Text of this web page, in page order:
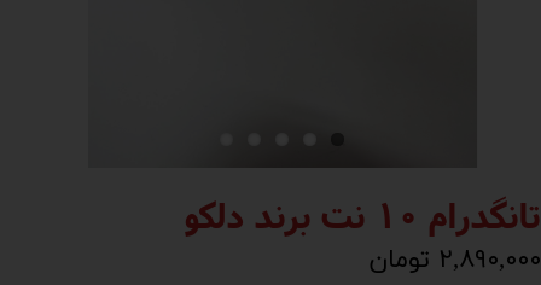
تانگدرام 10 نت برند دلکو
۲,۸۹۰,۰۰۰ تومان